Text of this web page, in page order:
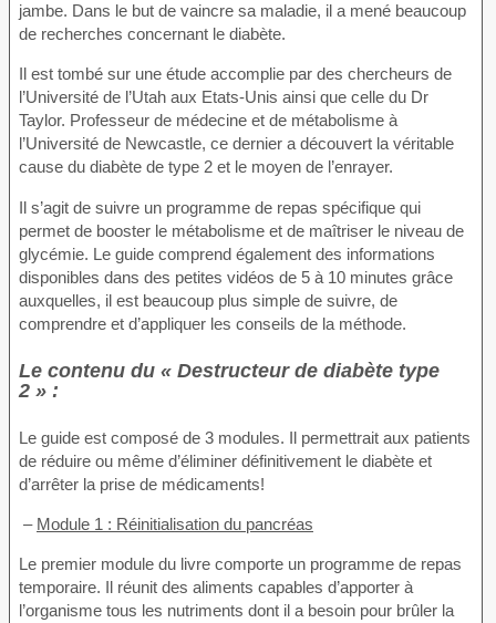
jambe. Dans le but de vaincre sa maladie, il a mené beaucoup
de recherches concernant le diabète.
Il est tombé sur une étude accomplie par des chercheurs de
l’Université de l’Utah aux Etats-Unis ainsi que celle du Dr
Taylor. Professeur de médecine et de métabolisme à
l’Université de Newcastle, ce dernier a découvert la véritable
cause du diabète de type 2 et le moyen de l’enrayer.
Il s’agit de suivre un programme de repas spécifique qui
permet de booster le métabolisme et de maîtriser le niveau de
glycémie. Le guide comprend également des informations
disponibles dans des petites vidéos de 5 à 10 minutes grâce
auxquelles, il est beaucoup plus simple de suivre, de
comprendre et d’appliquer les conseils de la méthode.
Le contenu du « Destructeur de diabète type
2 » :
Le guide est composé de 3 modules. Il permettrait aux patients
de réduire ou même d’éliminer définitivement le diabète et
d’arrêter la prise de médicaments!
– Module 1 : Réinitialisation du pancréas
Le premier module du livre comporte un programme de repas
temporaire. Il réunit des aliments capables d’apporter à
l’organisme tous les nutriments dont il a besoin pour brûler la